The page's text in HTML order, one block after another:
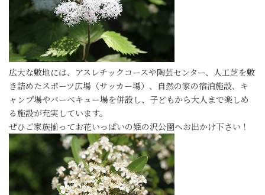
広大な敷地には、アスレチックコースや陶芸センター、人工芝を敷
き詰めたスポーツ広場（サッカー場）、自然の家の宿泊施設、キ
ャンプ場やバーベキュー場を併設し、子どもから大人まで楽しめ
る施設が充実しています。
ぜひご家族揃ってお花いっぱいの姫の沢公園へお出かけ下さい！